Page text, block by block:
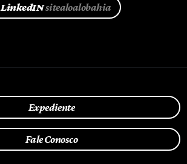
LinkedINsitealoalobahia
Expediente
Fale Conosco